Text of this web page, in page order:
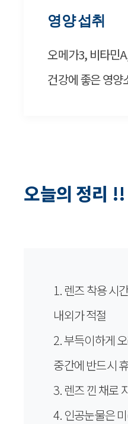
영양 섭취
오메가3, 비타민
건강에 좋은 영양
오늘의 정리 !!
1. 렌즈 착용 시
내외가 적절
2. 부득이하게
중간에 반드시
3. 렌즈 낀 채로
4. 인공눈물은